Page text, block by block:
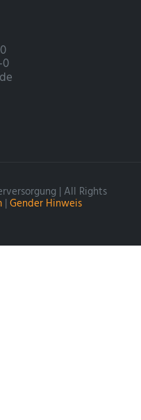
| All Rights
| Gender Hinweis